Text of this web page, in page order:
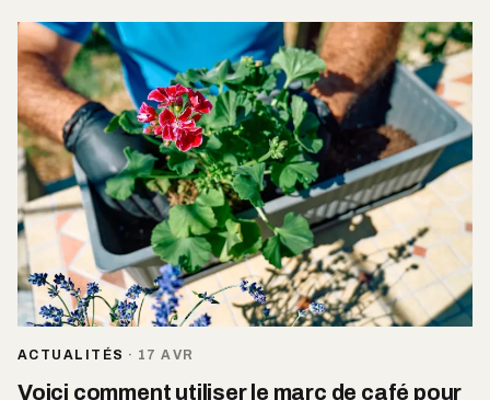
ACTUALITÉS · 17 AVR
Voici comment utiliser le marc de café pour